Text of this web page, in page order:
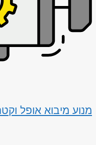
מנוע מיבוא אופל